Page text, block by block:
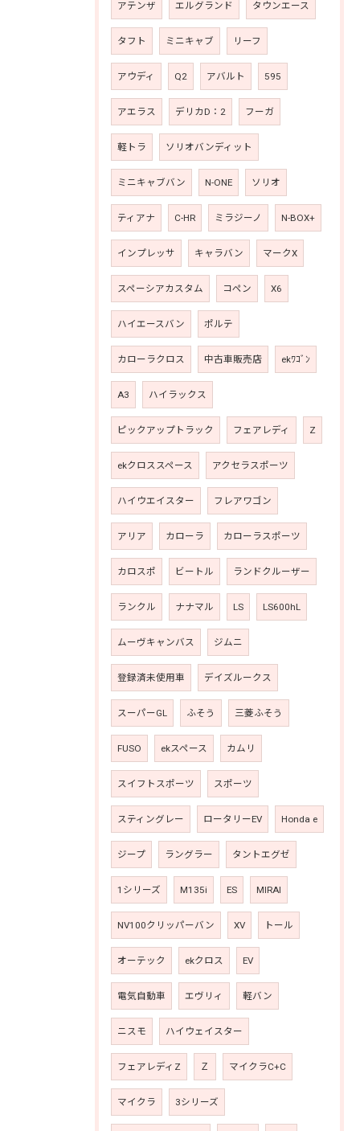
アテンザ エルグランド タウンエース
タフト ミニキャブ リーフ
アウディ Q2 アバルト 595
アエラス デリカD：2 フーガ
軽トラ ソリオバンディット
ミニキャブバン N-ONE ソリオ
ティアナ C-HR ミラジーノ N-BOX+
インプレッサ キャラバン マークX
スペーシアカスタム コペン X6
ハイエースバン ポルテ
カローラクロス 中古車販売店 ekﾜｺﾞﾝ
A3 ハイラックス
ピックアップトラック フェアレディ Z
ekクロススペース アクセラスポーツ
ハイウエイスター フレアワゴン
アリア カローラ カローラスポーツ
カロスポ ビートル ランドクルーザー
ランクル ナナマル LS LS600hL
ムーヴキャンバス ジムニ
登録済未使用車 デイズルークス
スーパーGL ふそう 三菱ふそう
FUSO ekスペース カムリ
スイフトスポーツ スポーツ
スティングレー ロータリーEV Honda e
ジープ ラングラー タントエグゼ
1シリーズ M135i ES MIRAI
NV100クリッパーバン XV トール
オーテック ekクロス EV
電気自動車 エヴリィ 軽バン
ニスモ ハイウェイスター
フェアレディZ Ｚ マイクラC+C
マイクラ 3シリーズ